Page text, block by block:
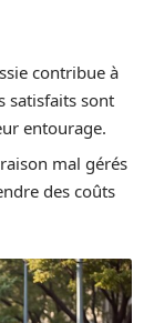
contribue à
satisfaits sont
entourage.
mal gérés
des coûts